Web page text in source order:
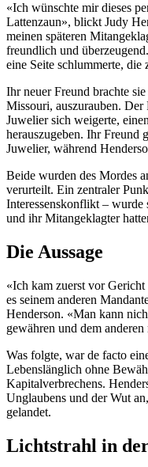
«Ich wünschte mir dieses
Lattenzaun», blickt Judy
meinen späteren
freundlich und
eine Seite schlummerte, die
Ihr neuer Freund brachte
Missouri, auszurauben. Der
Juwelier sich weigerte,
herauszugeben. Ihr Freund
Juwelier, während
Beide wurden des Mordes
verurteilt. Ein zentraler
Interessenskonflikt – wurde
und ihr Mitangeklagter
Die Aussage
«Ich kam zuerst vor
es seinem anderen
Henderson. «Man kann
gewähren und dem anderen
Was folgte, war de facto
Lebenslänglich ohne
Kapitalverbrechens.
Unglaubens und der Wut
gelandet.
Lichtstrahl in